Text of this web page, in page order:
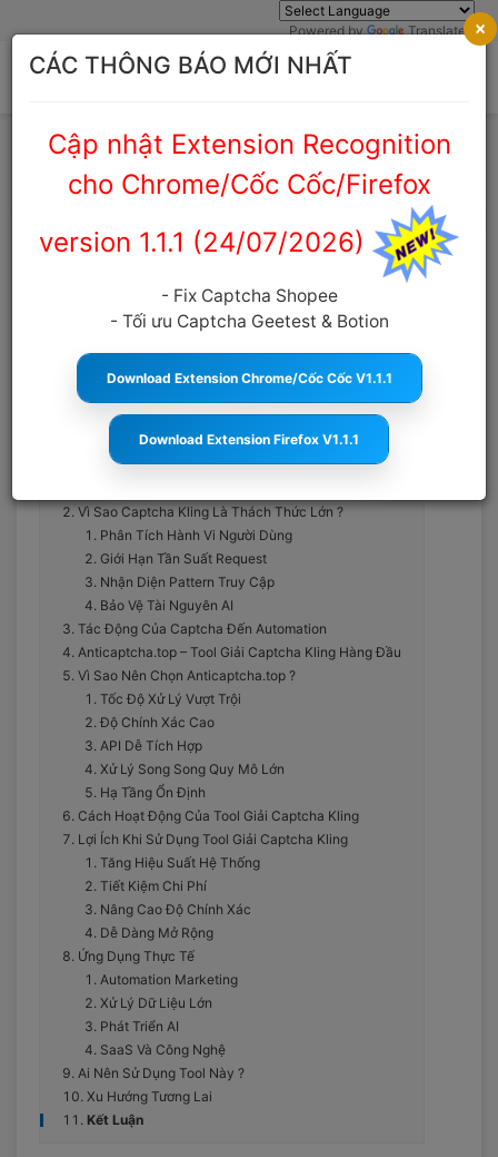
Powered by Translate
Trang chủ Cẩm nang Captcha
Tool Giải Captcha Kling – Giải Pháp
Tăng Tốc Automation Và Tối Ưu Hệ
Thống AI
anticaptcha.top 11:10:37 28/04/2026 688
MỤC LỤC
Vì Sao Captcha Kling Là Thách Thức Lớn ?
Phân Tích Hành Vi Người Dùng
Giới Hạn Tần Suất Request
Nhận Diện Pattern Truy Cập
Bảo Vệ Tài Nguyên AI
Tác Động Của Captcha Đến Automation
Anticaptcha.top – Tool Giải Captcha Kling Hàng Đầu
Vì Sao Nên Chọn Anticaptcha.top ?
Tốc Độ Xử Lý Vượt Trội
Độ Chính Xác Cao
API Dễ Tích Hợp
Xử Lý Song Song Quy Mô Lớn
Hạ Tầng Ổn Định
Cách Hoạt Động Của Tool Giải Captcha Kling
Lợi Ích Khi Sử Dụng Tool Giải Captcha Kling
Tăng Hiệu Suất Hệ Thống
Tiết Kiệm Chi Phí
Nâng Cao Độ Chính Xác
Dễ Dàng Mở Rộng
Ứng Dụng Thực Tế
Automation Marketing
Xử Lý Dữ Liệu Lớn
Phát Triển AI
SaaS Và Công Nghệ
Ai Nên Sử Dụng Tool Này ?
Xu Hướng Tương Lai
Kết Luận
×
CÁC THÔNG BÁO MỚI NHẤT
Cập nhật Extension Recognition
cho Chrome/Cốc Cốc/Firefox
version 1.1.1 (24/07/2026)
- Fix Captcha Shopee
- Tối ưu Captcha Geetest & Botion
Download Extension Chrome/Cốc Cốc V1.1.1
Download Extension Firefox V1.1.1